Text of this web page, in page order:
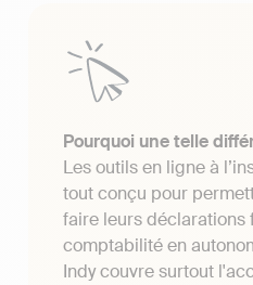
Pourquoi une telle
Les outils en ligne à
tout conçu pour
faire leurs déclarations
comptabilité en
Indy couvre surtout